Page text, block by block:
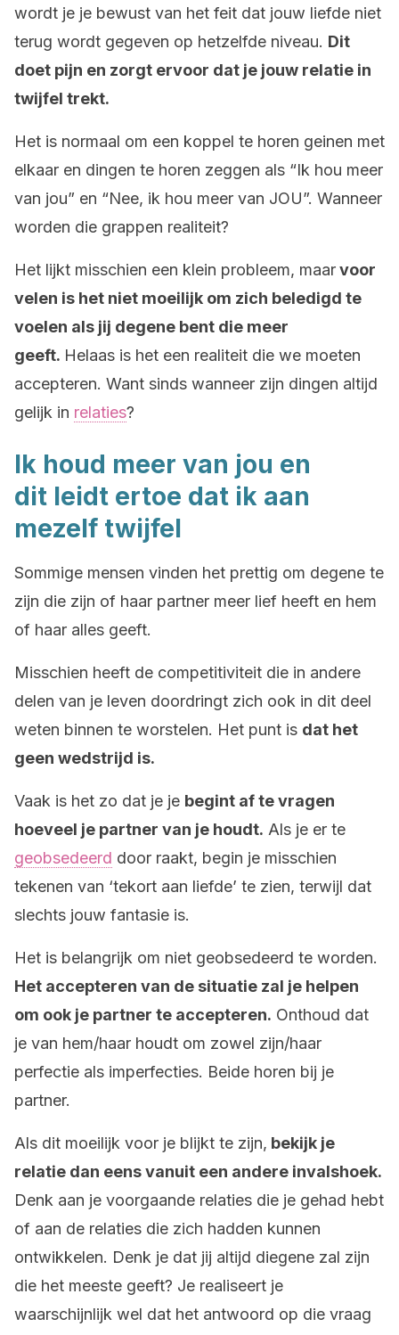
wordt je je bewust van het feit dat jouw liefde niet
terug wordt gegeven op hetzelfde niveau. Dit
doet pijn en zorgt ervoor dat je jouw relatie in
twijfel trekt.
Het is normaal om een koppel te horen geinen met
elkaar en dingen te horen zeggen als “Ik hou meer
van jou” en “Nee, ik hou meer van JOU”. Wanneer
worden die grappen realiteit?
Het lijkt misschien een klein probleem, maarvoor
velen is het niet moeilijk om zich beledigd te
voelen als jij degene bent die meer
geeft. Helaas is het een realiteit die we moeten
accepteren. Want sinds wanneer zijn dingen altijd
gelijk in relaties?
Ik houd meer van jou en
dit leidt ertoe dat ik aan
mezelf twijfel
Sommige mensen vinden het prettig om degene te
zijn die zijn of haar partner meer lief heeft en hem
of haar alles geeft.
Misschien heeft de competitiviteit die in andere
delen van je leven doordringt zich ook in dit deel
weten binnen te worstelen. Het punt is dat het
geen wedstrijd is.
Vaak is het zo dat je je begint af te vragen
hoeveel je partner van je houdt. Als je er te
geobsedeerd door raakt, begin je misschien
tekenen van ‘tekort aan liefde’ te zien, terwijl dat
slechts jouw fantasie is.
Het is belangrijk om niet geobsedeerd te worden.
Het accepteren van de situatie zal je helpen
om ook je partner te accepteren. Onthoud dat
je van hem/haar houdt om zowel zijn/haar
perfectie als imperfecties. Beide horen bij je
partner.
Als dit moeilijk voor je blijkt te zijn, bekijk je
relatie dan eens vanuit een andere invalshoek.
Denk aan je voorgaande relaties die je gehad hebt
of aan de relaties die zich hadden kunnen
ontwikkelen. Denk je dat jij altijd diegene zal zijn
die het meeste geeft? Je realiseert je
waarschijnlijk wel dat het antwoord op die vraag